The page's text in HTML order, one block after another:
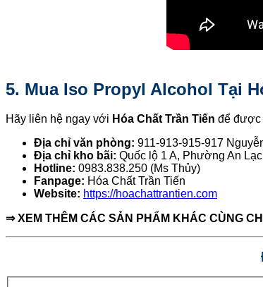
5. Mua Iso Propyl Alcohol Tại
Hãy liên hệ ngay với Hóa Chất Trần Tiến để được
Địa chỉ văn phòng: 911-913-915-917
Địa chỉ kho bãi: Quốc lộ 1 A, Phường An
Hotline: 0983.838.250 (Ms Thủy)
Fanpage: Hóa Chất Trần Tiến
Website: https://hoachattrantien.com
⇒ XEM THÊM CÁC SẢN PHẨM KHÁC CÙNG